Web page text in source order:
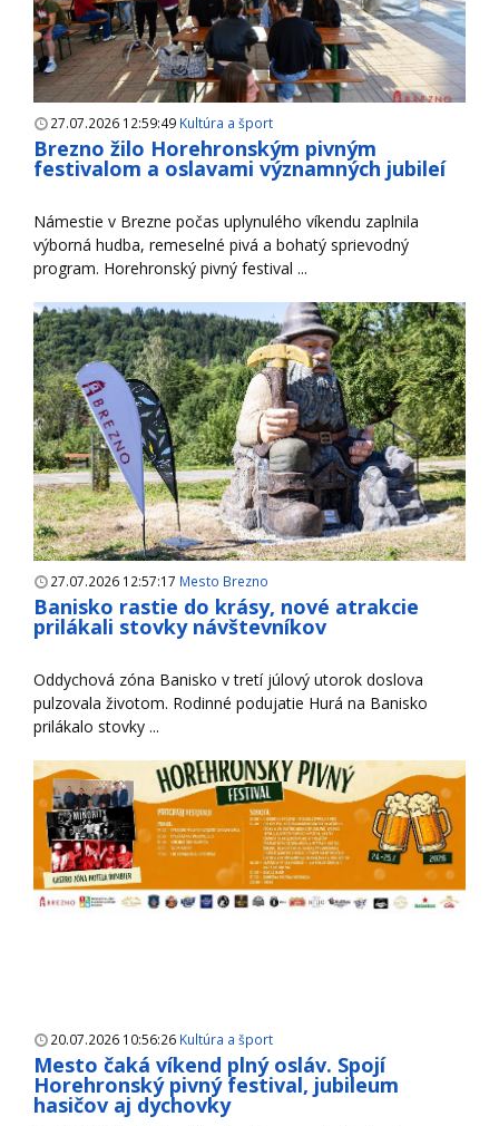
27.07.2026 12:59:49 Kultúra a šport
Brezno žilo Horehronským pivným
festivalom a oslavami významných jubileí
Námestie v Brezne počas uplynulého víkendu zaplnila
výborná hudba, remeselné pivá a bohatý sprievodný
program. Horehronský pivný festival ...
27.07.2026 12:57:17 Mesto Brezno
Banisko rastie do krásy, nové atrakcie
prilákali stovky návštevníkov
Oddychová zóna Banisko v tretí júlový utorok doslova
pulzovala životom. Rodinné podujatie Hurá na Banisko
prilákalo stovky ...
20.07.2026 10:56:26 Kultúra a šport
Mesto čaká víkend plný osláv. Spojí
Horehronský pivný festival, jubileum
hasičov aj dychovky